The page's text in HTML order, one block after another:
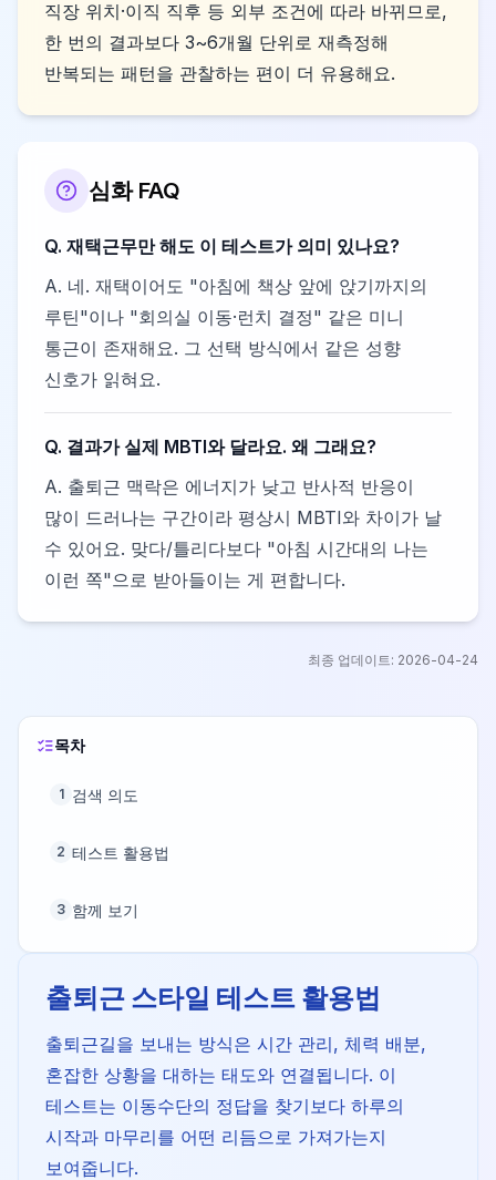
직장 위치·이직 직후 등 외부 조건에 따라 바뀌므로,
한 번의 결과보다 3~6개월 단위로 재측정해
반복되는 패턴을 관찰하는 편이 더 유용해요.
심화 FAQ
Q. 재택근무만 해도 이 테스트가 의미 있나요?
A. 네. 재택이어도 "아침에 책상 앞에 앉기까지의
루틴"이나 "회의실 이동·런치 결정" 같은 미니
통근이 존재해요. 그 선택 방식에서 같은 성향
신호가 읽혀요.
Q. 결과가 실제 MBTI와 달라요. 왜 그래요?
A. 출퇴근 맥락은 에너지가 낮고 반사적 반응이
많이 드러나는 구간이라 평상시 MBTI와 차이가 날
수 있어요. 맞다/틀리다보다 "아침 시간대의 나는
이런 쪽"으로 받아들이는 게 편합니다.
최종 업데이트: 2026-04-24
목차
1 검색 의도
2 테스트 활용법
3 함께 보기
출퇴근 스타일 테스트 활용법
출퇴근길을 보내는 방식은 시간 관리, 체력 배분,
혼잡한 상황을 대하는 태도와 연결됩니다. 이
테스트는 이동수단의 정답을 찾기보다 하루의
시작과 마무리를 어떤 리듬으로 가져가는지
보여줍니다.